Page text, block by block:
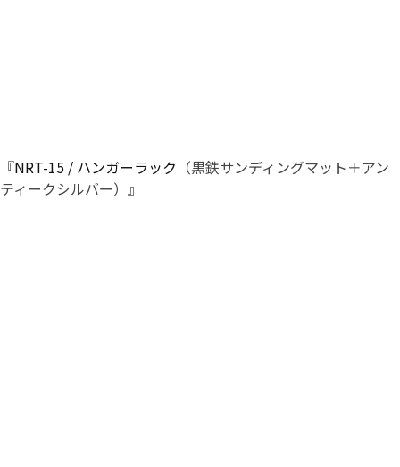
『NRT-15 / ハンガーラック （黒鉄サンディングマット＋アン
ティークシルバー）』